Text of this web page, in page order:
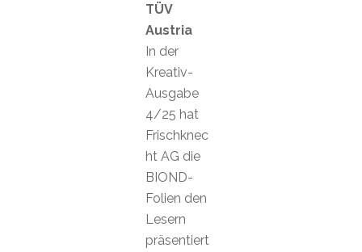
TÜV
Austria
In der
Kreativ-
Ausgabe
4/25 hat
Frischknec
ht AG die
BIOND-
Folien den
Lesern
präsentiert